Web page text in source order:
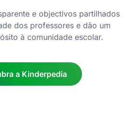
e objectivos partilhados
dos professores e dão um
à comunidade escolar.
a Kinderpedia